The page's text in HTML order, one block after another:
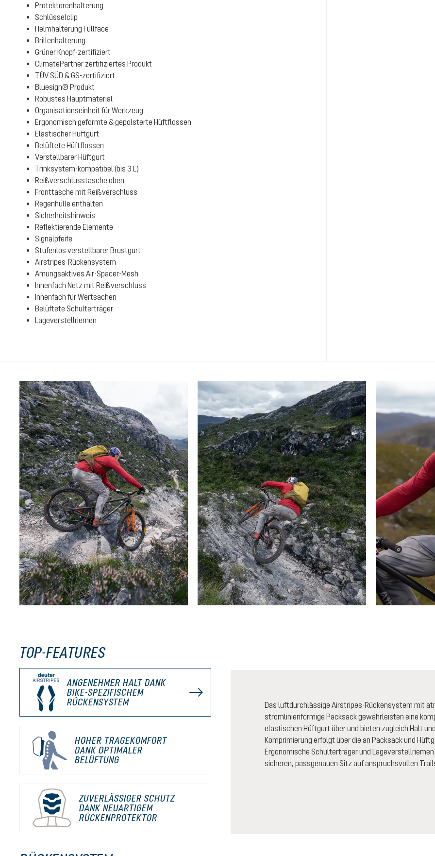
Protektorenhalterung
Schlüsselclip
Helmhalterung Fullface
Brillenhalterung
Grüner Knopf-zertifiziert
ClimatePartner zertifiziertes Produkt
TÜV SÜD & GS-zertifiziert
Bluesign® Produkt
Robustes Hauptmaterial
Organisationseinheit für Werkzeug
Ergonomisch geformte & gepolsterte Hüftflossen
Elastischer Hüftgurt
Belüftete Hüftflossen
Verstellbarer Hüftgurt
Trinksystem-kompatibel (bis 3 L)
Reißverschlusstasche oben
Fronttasche mit Reißverschluss
Regenhülle enthalten
Sicherheitshinweis
Reflektierende Elemente
Signalpfeife
Stufenlos verstellbarer Brustgurt
Airstripes-Rückensystem
Amungsaktives Air-Spacer-Mesh
Innenfach Netz mit Reißverschluss
Innenfach für Wertsachen
Belüftete Schulterträger
Lageverstellriemen
Produktgalerie überspringen
TOP-FEATURES
ANGENEHMER HALT DANK
BIKE-SPEZIFISCHEM
RÜCKENSYSTEM
HOHER TRAGEKOMFORT
DANK OPTIMALER
BELÜFTUNG
ZUVERLÄSSIGER SCHUTZ
DANK NEUARTIGEM
RÜCKENPROTEKTOR
Das luftdurchlässige Airstripes-Rückensystem mit
stromlinienförmige Packsack gewährleisten eine
elastischen Hüftgurt über und bieten zugleich Halt
Komprimierung erfolgt über die an Packsack und
Ergonomische Schulterträger und
sicheren, passgenauen Sitz auf anspruchsvollen